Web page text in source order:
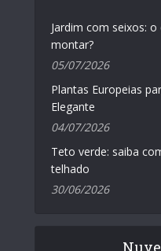
Jardim com seixos:
montar?
05/07/2026
Plantas Europeias
Elegante
04/07/2026
Teto verde: saiba
telhado
30/06/2026